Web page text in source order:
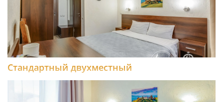
Стандартный двухместный